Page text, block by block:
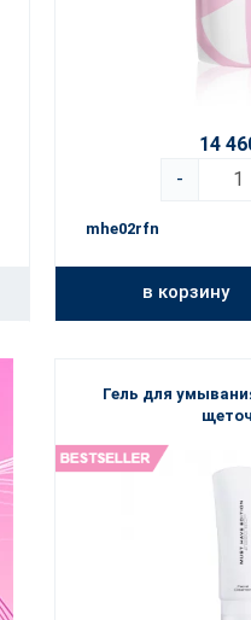
14
-
mhe02rfn
в корзину
Гель для